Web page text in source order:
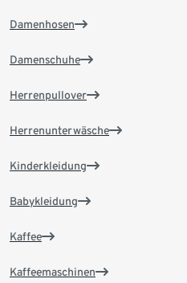
Damenhosen
Damenschuhe
Herrenpullover
Herrenunterwäsche
Kinderkleidung
Babykleidung
Kaffee
Kaffeemaschinen